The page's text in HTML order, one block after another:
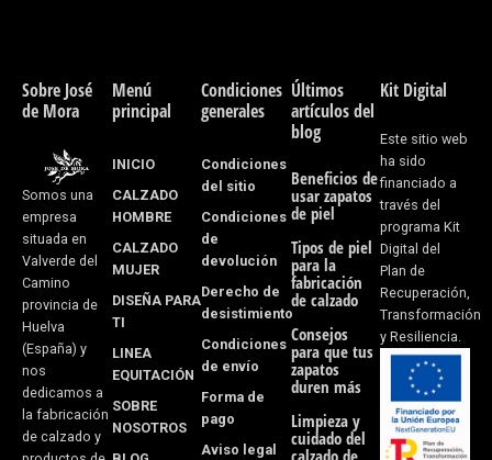
e
b
o
o
k
-
f
t
a
g
r
a
m
Sobre José
de Mora
Somos una
empresa
situada en
Valverde del
Camino
provincia de
Huelva
(España) y
nos
dedicamos a
la fabricación
de calzado y
Menú
principal
INICIO
CALZADO
HOMBRE
CALZADO
MUJER
DISEÑA PARA
TI
LINEA
EQUITACIÓN
SOBRE
NOSOTROS
Condiciones
generales
Condiciones
del sitio
Condiciones
de
devolución
Derecho de
desistimiento
Condiciones
de envío
Forma de
pago
Aviso legal
Últimos
artículos del
blog
Beneficios de
usar zapatos
de piel
Tipos de piel
para la
fabricación
de calzado
Consejos
para que tus
zapatos
duren más
Limpieza y
cuidado del
calzado de
Kit Digital
Este sitio web
ha sido
financiado a
través del
programa Kit
Digital del
Plan de
Recuperación,
Transformación
y Resiliencia.